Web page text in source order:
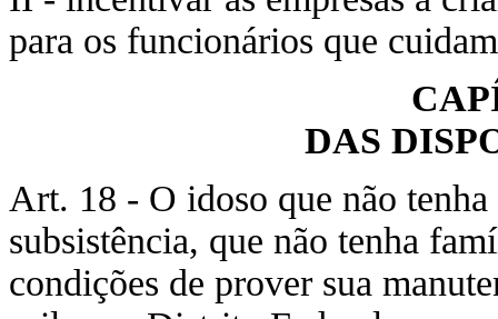
para os funcionários que
DAS
Art. 18 - O idoso que não
subsistência, que não tenha
condições de prover sua